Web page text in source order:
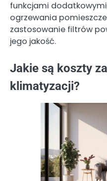
funkcjami
ogrzewania
zastosowanie filtrów
jego jakość.
Jakie są koszty
klimatyzacji?